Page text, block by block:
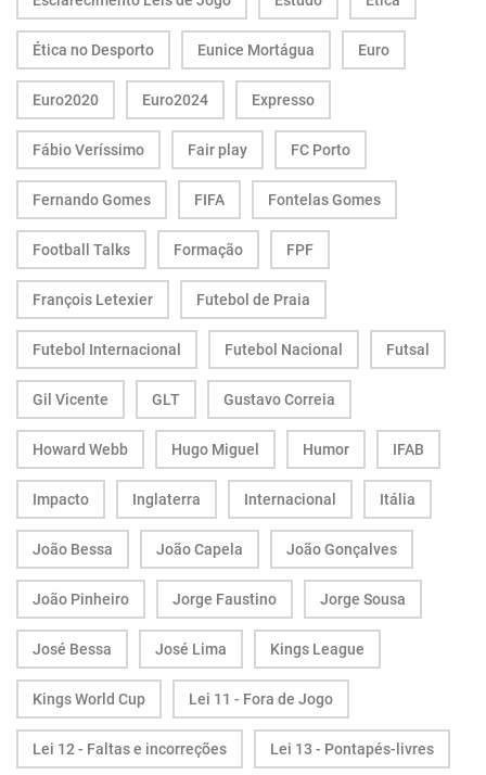
Ética no Desporto Eunice Mortágua Euro
Euro2020 Euro2024 Expresso
Fábio Veríssimo Fair play FC Porto
Fernando Gomes FIFA Fontelas Gomes
Football Talks Formação FPF
François Letexier Futebol de Praia
Futebol Internacional Futebol Nacional Futsal
Gil Vicente GLT Gustavo Correia
Howard Webb Hugo Miguel Humor IFAB
Impacto Inglaterra Internacional Itália
João Bessa João Capela João Gonçalves
João Pinheiro Jorge Faustino Jorge Sousa
José Bessa José Lima Kings League
Kings World Cup Lei 11 - Fora de Jogo
Lei 12 - Faltas e incorreções Lei 13 - Pontapés-livres